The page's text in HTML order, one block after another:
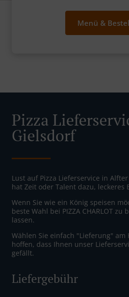
Menü &
Pizza
Gielsdorf
Lust auf Pizza Lieferservice in
hat Zeit oder Talent dazu, leckeres
Wenn Sie wie ein König speisen
beste Wahl bei PIZZA CHARLOT
lassen.
Wählen Sie einfach "Lieferung"
hoffen, dass Ihnen unser
gefällt.
Liefergebühr